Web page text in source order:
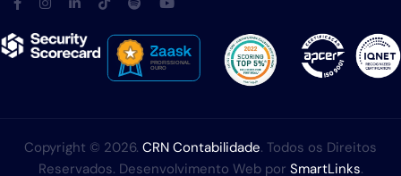
Copyright © 2026. CRN Contabilidade. Todos os Direitos
Reservados. Desenvolvimento Web por SmartLinks.